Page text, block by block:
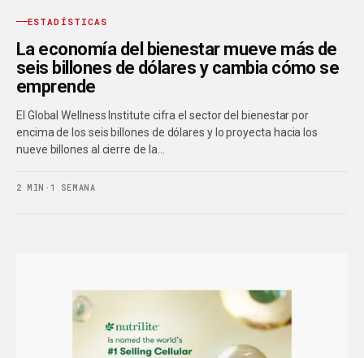
ESTADÍSTICAS
La economía del bienestar mueve más de
seis billones de dólares y cambia cómo se
emprende
El Global Wellness Institute cifra el sector del bienestar por
encima de los seis billones de dólares y lo proyecta hacia los
nueve billones al cierre de la…
2 MIN · 1 SEMANA